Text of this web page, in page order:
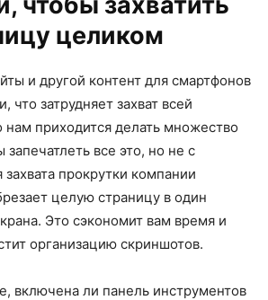
целиком
и другой контент для смартфонов
что затрудняет захват всей
приходится делать множество
все это, но не с
прокрутки компании
целую страницу в один
Это сэкономит вам время и
организацию скриншотов.
включена ли панель инструментов